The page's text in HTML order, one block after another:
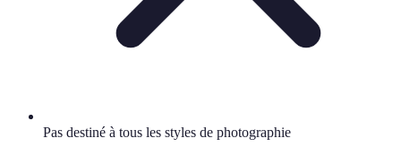
Pas destiné à tous les styles de photographie